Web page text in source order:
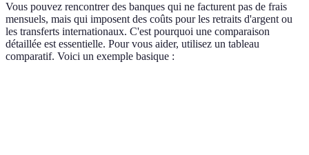
Vous pouvez rencontrer des banques qui ne facturent pas de frais
mensuels, mais qui imposent des coûts pour les retraits d'argent ou
les transferts internationaux. C'est pourquoi une comparaison
détaillée est essentielle. Pour vous aider, utilisez un tableau
comparatif. Voici un exemple basique :